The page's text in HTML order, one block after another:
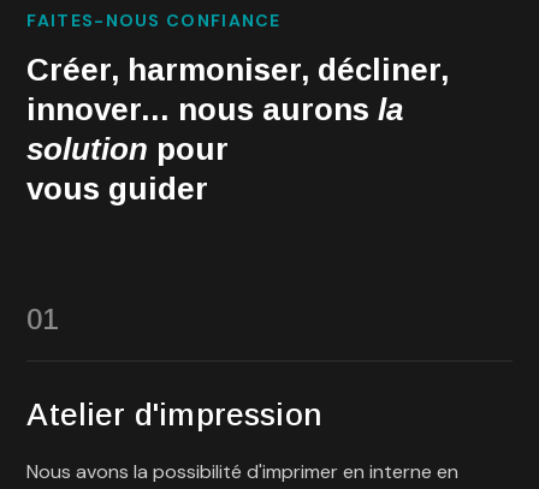
FAITES-NOUS CONFIANCE
Créer, harmoniser, décliner,
innover... nous auronsla
solution pour
vous guider
01
Atelier d'impression
Nous avons la possibilité d'imprimer en interne en